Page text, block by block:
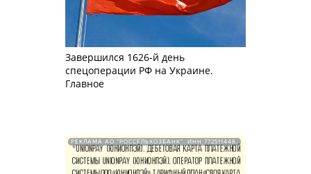
Завершился 1626-й день
спецоперации РФ на Украине.
Главное
РЕКЛАМА АО "РОССЕЛЬХОЗБАНК". ИНН 772511448.